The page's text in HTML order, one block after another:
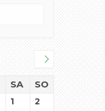
SA SO
1 2